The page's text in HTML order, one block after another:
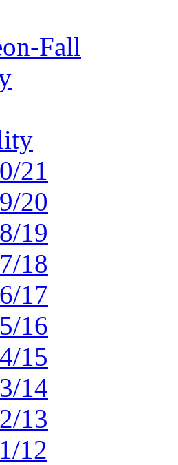
Fall
21
20
19
18
17
16
15
14
13
12